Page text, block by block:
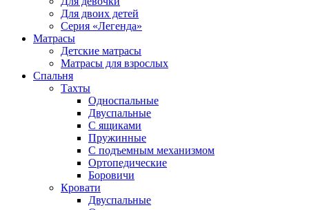
Для двоих детей
Серия «Легенда»
Матрасы
Детские матрасы
Матрасы для взрослых
Спальня
Тахты
Односпальные
Двуспальные
С ящиками
Пружинные
С подъемным механизмом
Ортопедические
Боровичи
Кровати
Двуспальные